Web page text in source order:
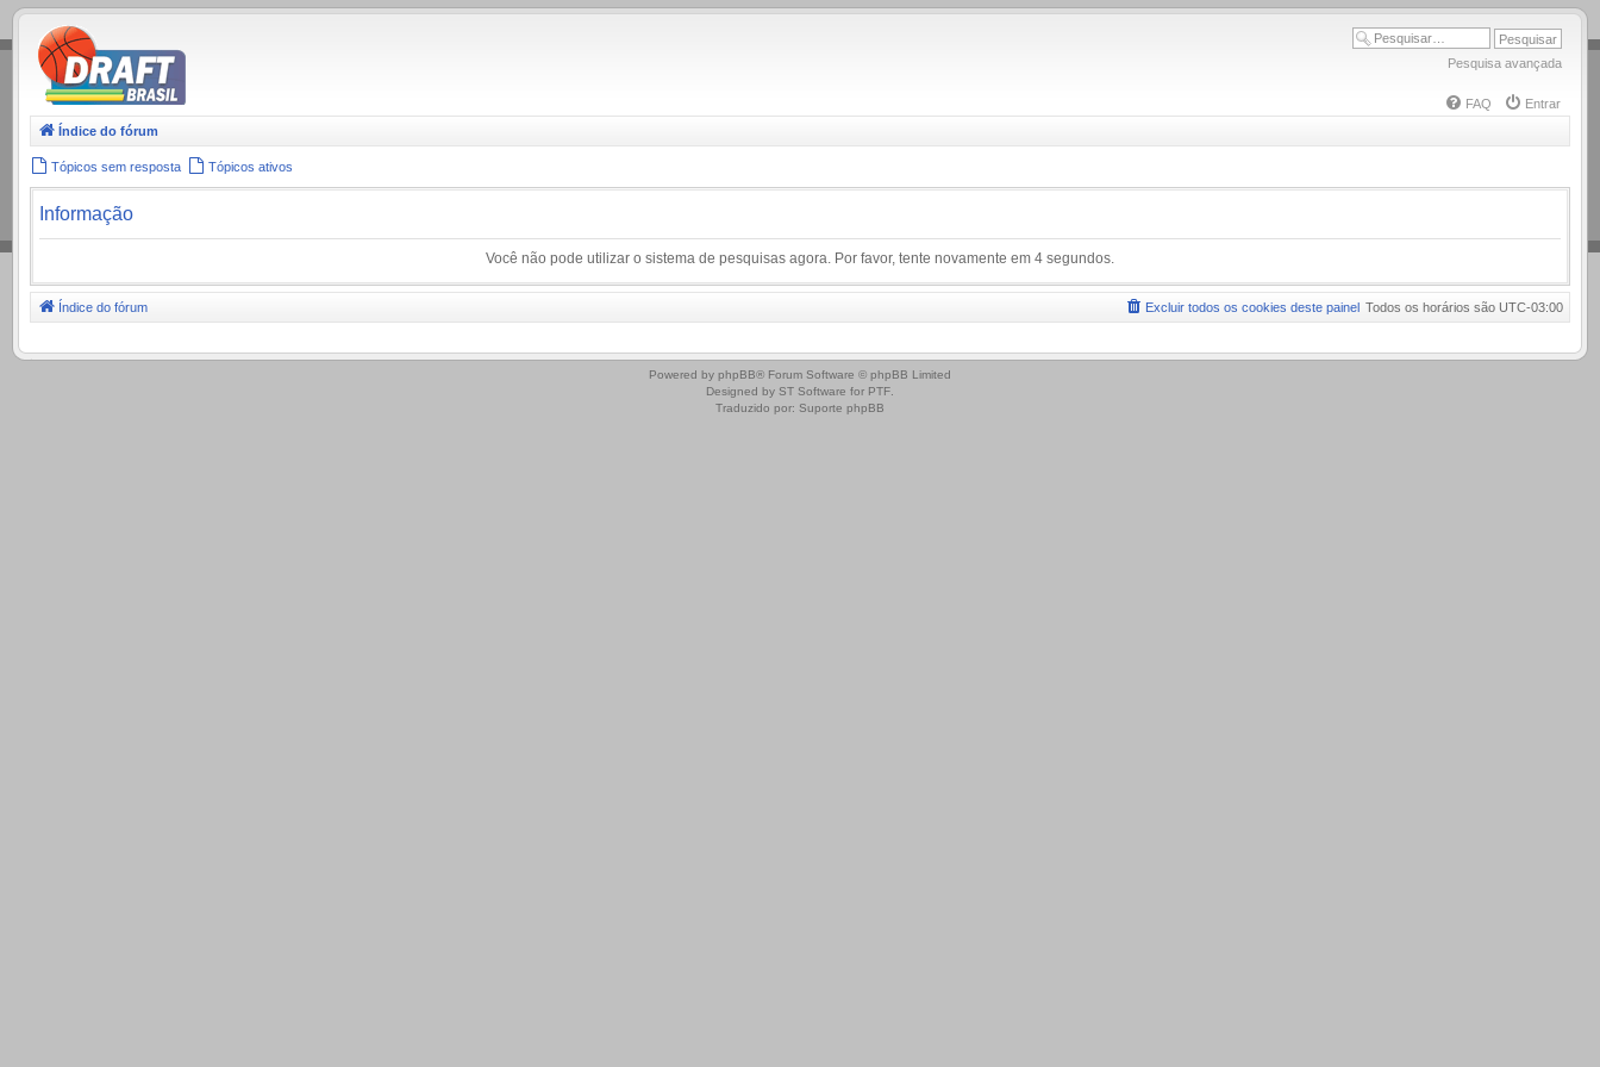
.
Pesquisa avançada
FAQ
Entrar
Índice do fórum
Tópicos sem resposta Tópicos ativos
Informação
Você não pode utilizar o sistema de pesquisas agora. Por favor, tente novamente em 4 segundos.
Índice do fórum Todos os horários são UTC-03:00
Excluir todos os cookies deste painel
.
Powered by phpBB® Forum Software © phpBB Limited
Designed by ST Software for PTF
Traduzido por: Suporte phpBB